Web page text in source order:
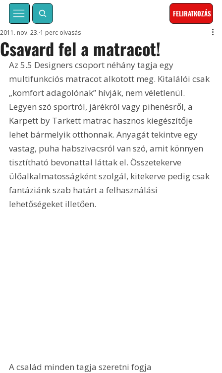
FELIRATKOZÁS
Csavard fel a matracot!
2011. nov. 23. 1 perc olvasás
Az 5.5 Designers csoport néhány tagja egy
multifunkciós matracot alkotott meg. Kitalálói csak
„komfort adagolónak” hívják, nem véletlenül.
Legyen szó sportról, járékról vagy pihenésről, a
Karpett by Tarkett matrac hasznos kiegészítője
lehet bármelyik otthonnak. Anyagát tekintve egy
vastag, puha habszivacsról van szó, amit könnyen
tisztítható bevonattal láttak el. Összetekerve
ülőalkalmatosságként szolgál, kitekerve pedig csak
fantáziánk szab határt a felhasználási
lehetőségeket illetően.
A család minden tagja szeretni fogja